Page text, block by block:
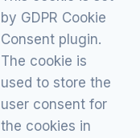
by GDPR Cookie
Consent plugin.
The cookie is
used to store the
user consent for
the cookies in